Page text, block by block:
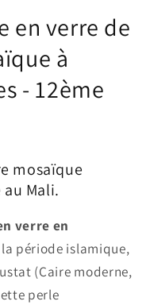
en verre de
à
- 12ème
mosaïque
Mali.
verre en
période islamique,
(Caire moderne,
perle